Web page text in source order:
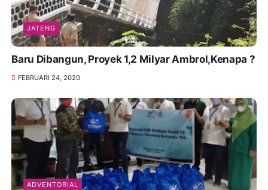
JATENG
Baru Dibangun, Proyek 1,2 Milyar Ambrol,Kenapa ?
FEBRUARI 24, 2020
ADVENTORIAL